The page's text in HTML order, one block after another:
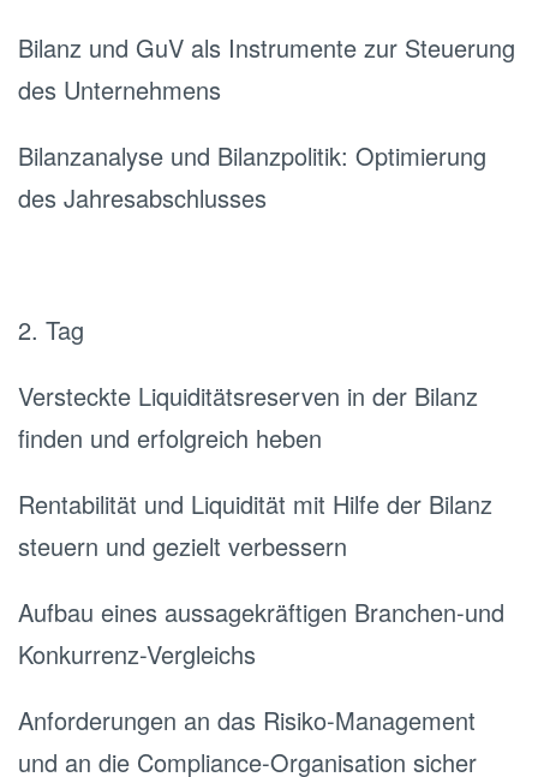
Bilanz und GuV als Instrumente zur Steuerung
des Unternehmens
Bilanzanalyse und Bilanzpolitik: Optimierung
des Jahresabschlusses
2. Tag
Versteckte Liquiditätsreserven in der Bilanz
finden und erfolgreich heben
Rentabilität und Liquidität mit Hilfe der Bilanz
steuern und gezielt verbessern
Aufbau eines aussagekräftigen Branchen-und
Konkurrenz-Vergleichs
Anforderungen an das Risiko-Management
und an die Compliance-Organisation sicher